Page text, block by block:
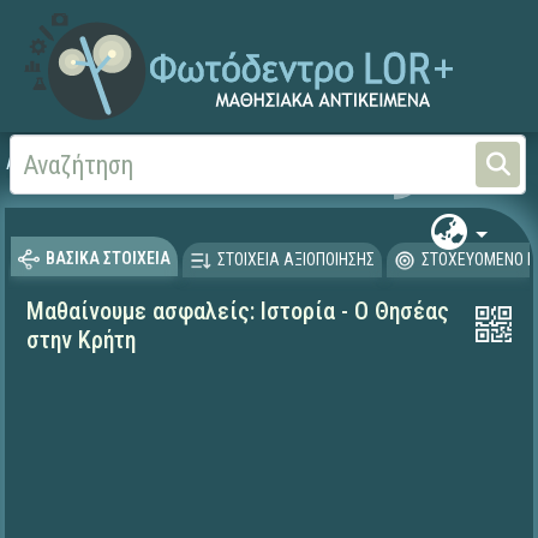
Αρχική Μαθαίνουμε στο Σπίτι
ΒΑΣΙΚΑ ΣΤΟΙΧΕΙΑ ΣΤΟΙΧΕΙΑ ΑΞΙΟΠΟΙΗΣΗΣ ΣΤΟΧΕΥΟΜΕΝΟ
Μαθαίνουμε ασφαλείς: Ιστορία - Ο Θησέας
στην Κρήτη